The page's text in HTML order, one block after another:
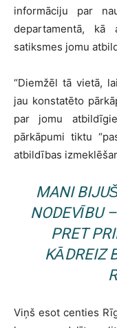
informāciju par
departamentā,
satiksmes jomu
“Diemžēl tā vietā,
jau konstatēto
par jomu
pārkāpumi tiktu
atbildības
MANI
NODEVĪBU
PRET
KĀDREIZ
Viņš esot centies